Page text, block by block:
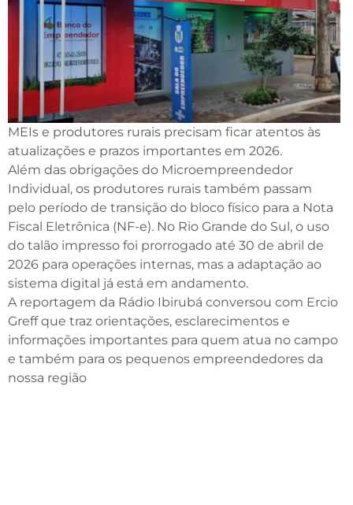
MEIs e produtores rurais precisam ficar atentos às
atualizações e prazos importantes em 2026.
Além das obrigações do Microempreendedor
Individual, os produtores rurais também passam
pelo período de transição do bloco físico para a Nota
Fiscal Eletrônica (NF-e). No Rio Grande do Sul, o uso
do talão impresso foi prorrogado até 30 de abril de
2026 para operações internas, mas a adaptação ao
sistema digital já está em andamento.
A reportagem da Rádio Ibirubá conversou com Ercio
Greff que traz orientações, esclarecimentos e
informações importantes para quem atua no campo
e também para os pequenos empreendedores da
nossa região